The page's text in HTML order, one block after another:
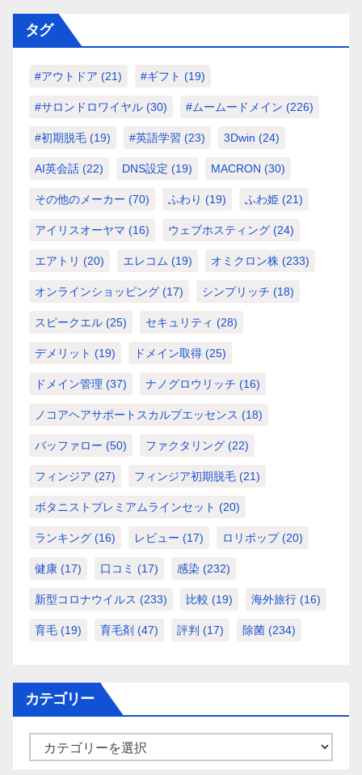
タグ
#アウトドア (21) #ギフト (19)
#サロンドロワイヤル (30) #ムームードメイン (226)
#初期脱毛 (19) #英語学習 (23) 3Dwin (24)
AI英会話 (22) DNS設定 (19) MACRON (30)
その他のメーカー (70) ふわり (19) ふわ姫 (21)
アイリスオーヤマ (16) ウェブホスティング (24)
エアトリ (20) エレコム (19) オミクロン株 (233)
オンラインショッピング (17) シンプリッチ (18)
スピークエル (25) セキュリティ (28)
デメリット (19) ドメイン取得 (25)
ドメイン管理 (37) ナノグロウリッチ (16)
ノコアヘアサポートスカルプエッセンス (18)
バッファロー (50) ファクタリング (22)
フィンジア (27) フィンジア初期脱毛 (21)
ボタニストプレミアムラインセット (20)
ランキング (16) レビュー (17) ロリポップ(20)
健康 (17) 口コミ (17) 感染 (232)
新型コロナウイルス (233) 比較 (19) 海外旅行 (16)
育毛 (19) 育毛剤 (47) 評判 (17) 除菌 (234)
カテゴリー